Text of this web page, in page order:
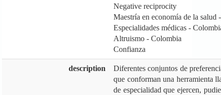
Negative reciprocity
Maestría en economía de la salud
Especialidades médicas -
Altruismo - Colombia
Confianza
description
Diferentes conjuntos de
que conforman una herramienta
de especialidad que ejercen,